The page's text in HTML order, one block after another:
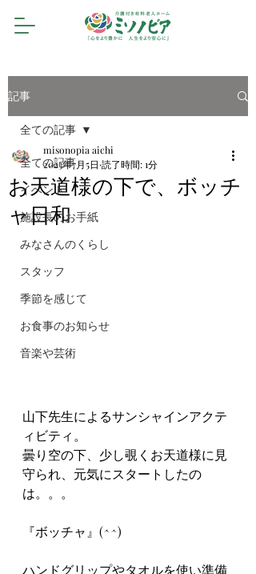
記事
全ての記事
イベント
施設長のお手紙
みなさんのくらし
スタッフ
季節を感じて
お食事のお知らせ
音楽や芸術
全ての記事
お天道様の下で、ボッチ
ャ日和
misonopia aichi
2023年7月5日 読了時間: 1分
山下先生によるサンシャインアクテ
ィビティ。
曇り空の下、少し覗くお天道様に見
守られ、元気にスタートしたの
は。。。
『ボッチャ』(^^)
ハンドグリップやタオルを使い準備